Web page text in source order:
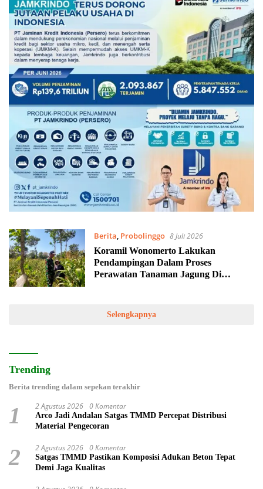
Berita, Probolinggo 8 Juli 2026
Koramil Wonomerto Lakukan
Pendampingan Dalam Proses
Perawatan Tanaman Jagung Di
Selengkapnya
Trending
Berita trending dalam sepekan terakhir
1 2 Agustus 2026 0 Komentar
Arco Jadi Andalan Satgas TMMD Percepat Distribusi
Material Pengecoran
2 2 Agustus 2026 0 Komentar
Satgas TMMD Pastikan Komposisi Adukan Beton Tepat
Demi Jaga Kualitas